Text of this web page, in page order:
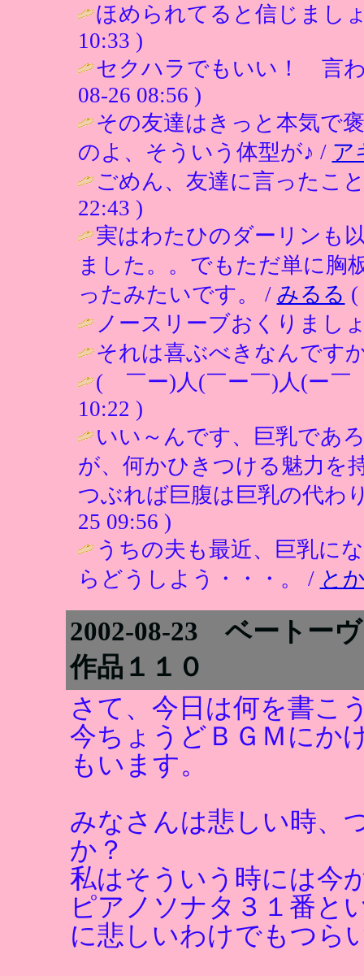
ほめられてると信じまし
10:33 )
セクハラでもいい！ 言
08-26 08:56 )
その友達はきっと本気で
のよ、そういう体型が♪ / ア
ごめん、友達に言ったこ
22:43 )
実はわたひのダーリンも
ました。。でもただ単に胸
ったみたいです。 / みるる (
ノースリーブおくりまし
それは喜ぶべきなんです
( ￣ー)人(￣ー￣)人(ー
10:22 )
いい～んです、巨乳であ
が、何かひきつける魅力
つぶれば巨腹は巨乳の代わ
25 09:56 )
うちの夫も最近、巨乳に
らどうしよう・・・。 / と
2002-08-23 ベートー
作品１１０
さて、今日は何を書こ
今ちょうどＢＧＭにか
もいます。
みなさんは悲しい時、
か？
私はそういう時には今
ピアノソナタ３１番と
に悲しいわけでもつら